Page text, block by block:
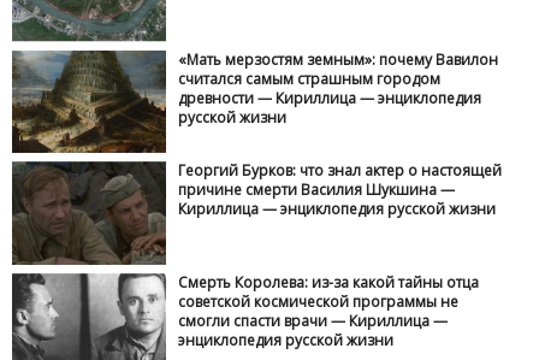
«Мать мерзостям земным»: почему Вавилон
считался самым страшным городом
древности — Кириллица — энциклопедия
русской жизни
Георгий Бурков: что знал актер о настоящей
причине смерти Василия Шукшина —
Кириллица — энциклопедия русской жизни
Смерть Королева: из-за какой тайны отца
советской космической программы не
смогли спасти врачи — Кириллица —
энциклопедия русской жизни